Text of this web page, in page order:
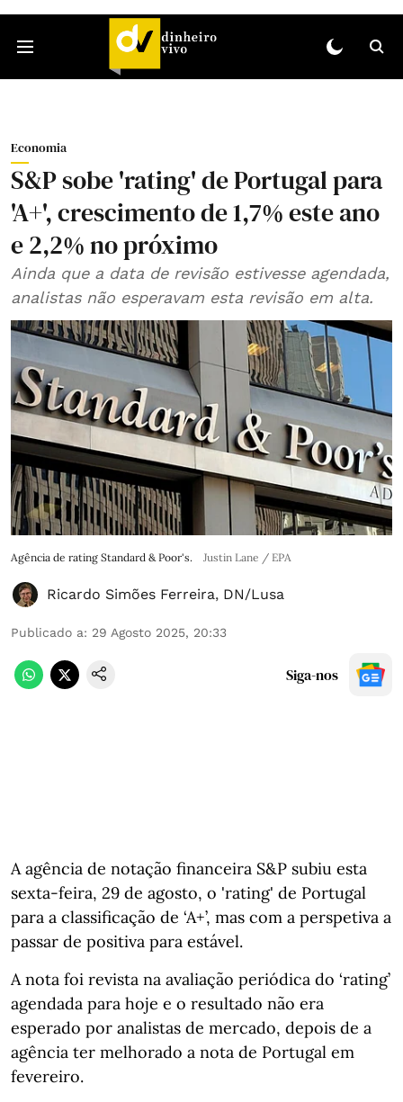
Economia
S&P sobe 'rating' de Portugal para
'A+', crescimento de 1,7% este ano
e 2,2% no próximo
Ainda que a data de revisão estivesse agendada,
analistas não esperavam esta revisão em alta.
Agência de rating Standard & Poor's. Justin Lane / EPA
Ricardo Simões Ferreira, DN/Lusa
Publicado a: 29 Agosto 2025, 20:33
Siga-nos
A agência de notação financeira S&P subiu esta
sexta-feira, 29 de agosto, o 'rating' de Portugal
para a classificação de ‘A+’, mas com a perspetiva a
passar de positiva para estável.
A nota foi revista na avaliação periódica do ‘rating’
agendada para hoje e o resultado não era
esperado por analistas de mercado, depois de a
agência ter melhorado a nota de Portugal em
fevereiro.